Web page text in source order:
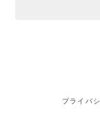
プライバ